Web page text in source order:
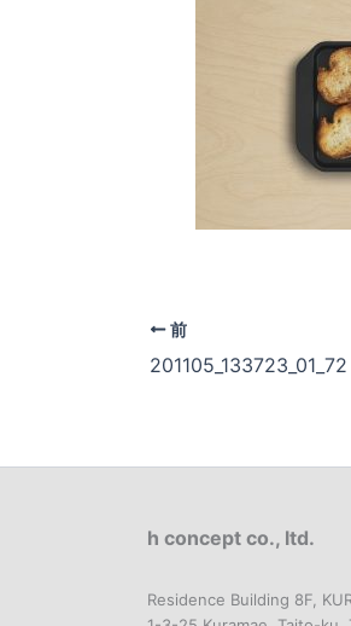
前
201105_133723_01_72
h concept co., ltd.
Residence Building 8F,